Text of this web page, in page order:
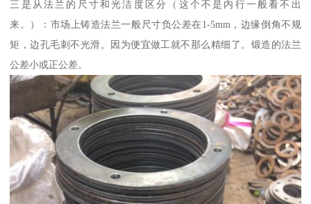
三是从法兰的尺寸和光洁度区分（这个不是内行一般看不出
来。）：市场上铸造法兰一般尺寸负公差在1-5mm，边缘倒角不规
矩，边孔毛刺不光滑。因为便宜做工就不那么精细了。锻造的法兰
公差小或正公差。